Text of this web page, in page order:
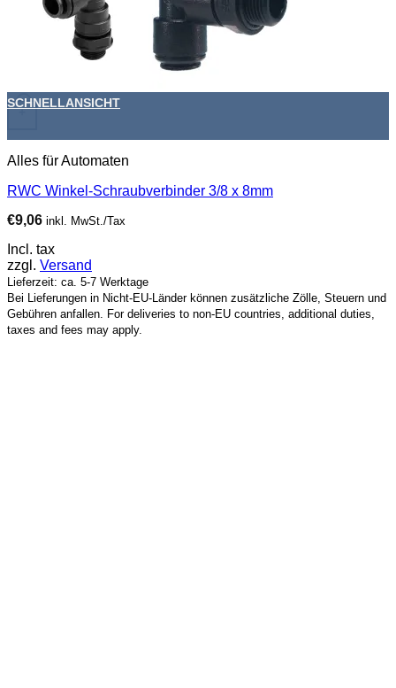
+
SCHNELLANSICHT
Alles für Automaten
RWC Winkel-Schraubverbinder 3/8 x 8mm
€9,06 inkl. MwSt./Tax
Incl. tax
zzgl. Versand
Lieferzeit: ca. 5-7 Werktage
Bei Lieferungen in Nicht-EU-Länder können zusätzliche Zölle, Steuern und
Gebühren anfallen. For deliveries to non-EU countries, additional duties,
taxes and fees may apply.